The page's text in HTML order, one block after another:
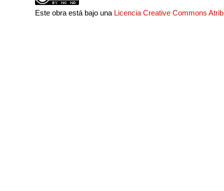
Este obra está bajo una Licencia Creative Commons